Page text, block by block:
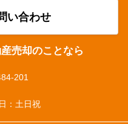
い合わせ
売却のことなら
201
：土日祝